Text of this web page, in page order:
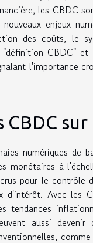
les CBDC
enjeux
des coûts, le
CBDC" et
l'importance
CBDC
numériques de
monétaires à
pour le
d'intérêt. Avec les
tendances
aussi